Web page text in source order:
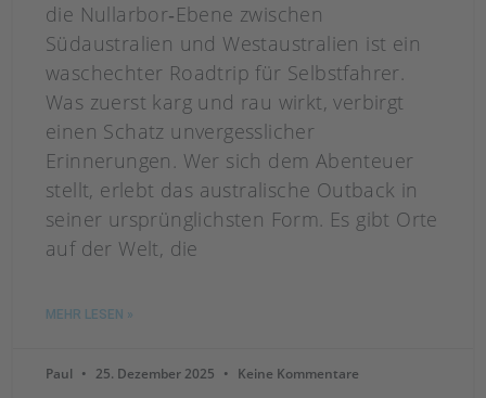
die Nullarbor‑Ebene zwischen
Südaustralien und Westaustralien ist ein
waschechter Roadtrip für Selbstfahrer.
Was zuerst karg und rau wirkt, verbirgt
einen Schatz unvergesslicher
Erinnerungen. Wer sich dem Abenteuer
stellt, erlebt das australische Outback in
seiner ursprünglichsten Form. Es gibt Orte
auf der Welt, die
MEHR LESEN »
Paul 25. Dezember 2025 Keine Kommentare